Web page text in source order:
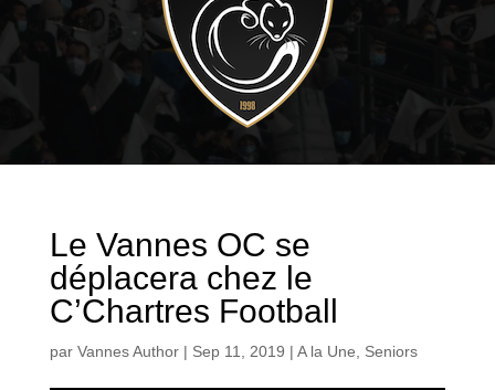
Le Vannes OC se
déplacera chez le
C’Chartres Football
par Vannes Author| Sep 11, 2019 | A la Une, Seniors